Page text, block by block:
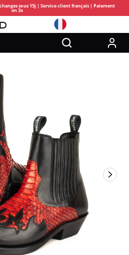
sous 15j | Service client français | Paiement
en 3x